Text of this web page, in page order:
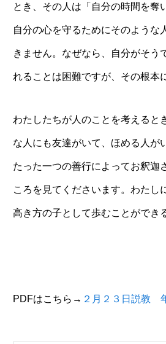
とき、その人は「自分の時間を奪
自分の心を守るためにそのような
きません。なぜなら、自分がそう
れることは困難ですが、その根本
わたしたちが人のことを考えると
な人にも友達がいて、ほめる人が
たった一つの善行によってお釈迦
ころを見てくださいます。わたし
高き方の子として歩むことができ
PDFはこちら→ ２月２３日説教